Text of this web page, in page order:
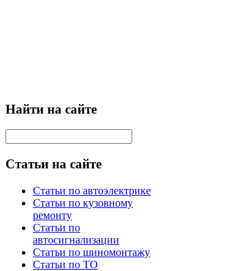
Найти на сайте
Статьи на сайте
Статьи по автоэлектрике
Статьи по кузовному
ремонту
Статьи по
автосигнализации
Статьи по шиномонтажу
Статьи по ТО